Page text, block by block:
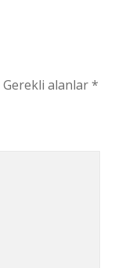
Gerekli alanlar*